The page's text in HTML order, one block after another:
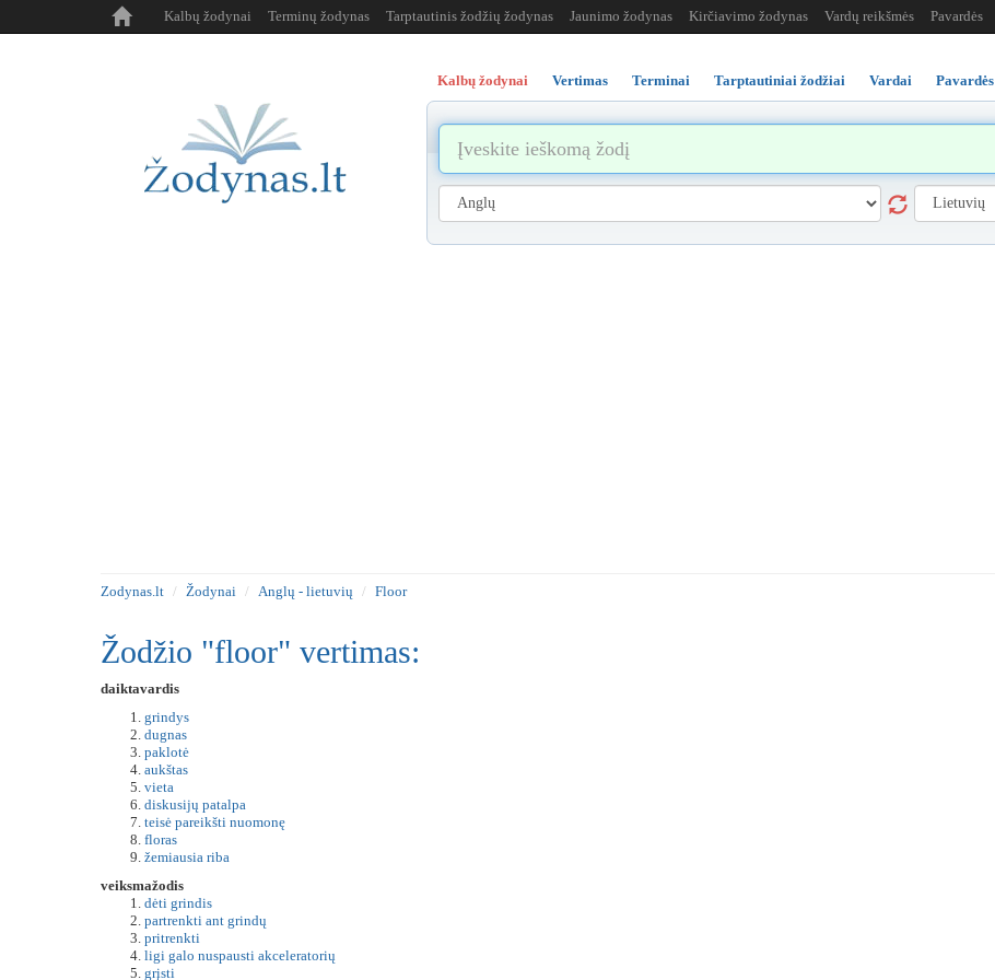
Kalbų žodynai Terminų žodynas Tarptautinis žodžių žodynas Jaunimo žodynas Kirčiavimo žodynas Vardų reikšmės Pavardės
Kalbų žodynai Vertimas Terminai Tarptautiniai žodžiai Vardai Pavardės
Zodynas.lt Žodynai Anglų - lietuvių Floor
Žodžio "floor" vertimas:
daiktavardis
grindys
dugnas
paklotė
aukštas
vieta
diskusijų patalpa
teisė pareikšti nuomonę
floras
žemiausia riba
veiksmažodis
dėti grindis
partrenkti ant grindų
pritrenkti
ligi galo nuspausti akceleratorių
grįsti